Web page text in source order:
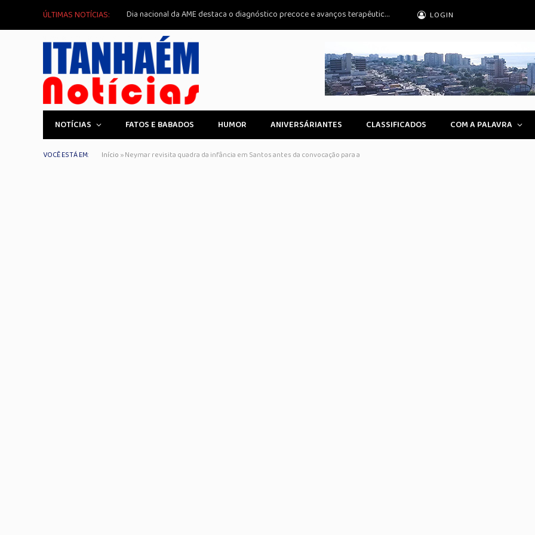
ÚLTIMAS NOTÍCIAS: Dia nacional da AME destaca o diagnóstico precoce e avanços terapêuticos LOGIN
NOTÍCIAS FATOS E BABADOS HUMOR ANIVERSÁRIANTES CLASSIFICADOS COM A PALAVRA
VOCÊ ESTÁ EM: Início »Neymar revisita quadra da infância em Santos antes da convocação para a